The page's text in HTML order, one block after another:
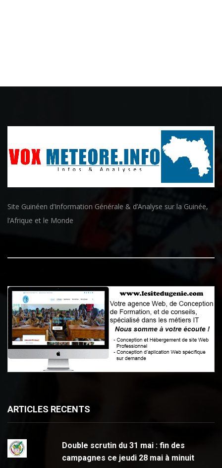
Site Guinéen d’Information Générale & d’Analyse sur la Guinée,
l’Afrique et le Monde
ARTICLES RECENTS
Double scrutin du 31 mai : fin des
campagnes ce jeudi 28 mai à minuit